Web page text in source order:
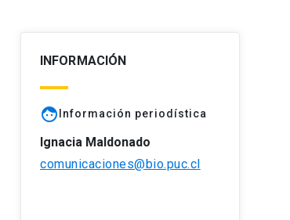
INFORMACIÓN
face Información periodística
Ignacia Maldonado
comunicaciones@bio.puc.cl